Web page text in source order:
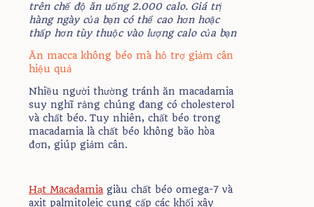
trên chế độ ăn uống 2.000 calo. Giá trị
hàng ngày của bạn có thể cao hơn hoặc
thấp hơn tùy thuộc vào lượng calo của bạn
Ăn macca không béo mà hỗ trợ giảm cân
hiệu quả
Nhiều người thường tránh ăn macadamia
suy nghĩ rằng chúng đang có cholesterol
và chất béo. Tuy nhiên, chất béo trong
macadamia là chất béo không bão hòa
đơn, giúp giảm cân.
Hạt Macadamia giàu chất béo omega-7 và
axit palmitoleic cung cấp các khối xây